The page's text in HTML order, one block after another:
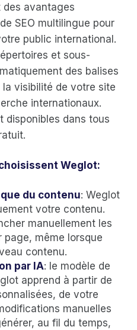
avantages
SEO multilingue pour
public international.
et sous-
des balises
visibilité de votre site
internationaux.
disponibles dans tous
Weglot:
du contenu: Weglot
votre contenu.
manuellement les
même lorsque
contenu.
par IA: le modèle de
apprend à partir de
de votre
manuelles
au fil du temps,